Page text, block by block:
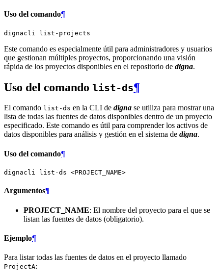
Uso del comando¶
dignacli
Este comando es especialmente útil para administradores y usuarios
que gestionan múltiples proyectos, proporcionando una visión
rápida de los proyectos disponibles en el repositorio de digna.
Uso del comando list-ds¶
El comando list-ds en la CLI de digna se utiliza para mostrar una
lista de todas las fuentes de datos disponibles dentro de un proyecto
especificado. Este comando es útil para comprender los activos de
datos disponibles para análisis y gestión en el sistema de digna.
Uso del comando¶
dignacli list-ds
Argumentos¶
PROJECT_NAME: El nombre del proyecto para el que se
listan las fuentes de datos (obligatorio).
Ejemplo¶
Para listar todas las fuentes de datos en el proyecto llamado
ProjectA: